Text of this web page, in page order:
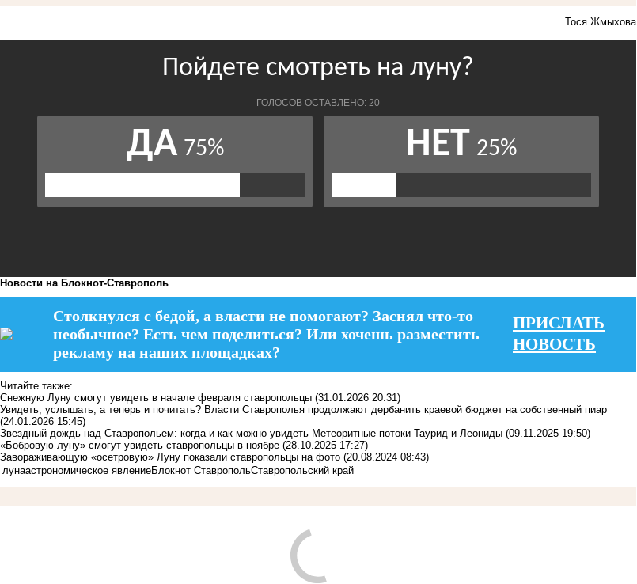
Тося Жмыхова
Новости на Блoкнoт-Ставрополь
Столкнулся с бедой, а власти не помогают? Заснял что-то
необычное? Есть чем поделиться? Или хочешь разместить
рекламу на наших площадках?
ПРИСЛАТЬ
НОВОСТЬ
Читайте также:
Снежную Луну смогут увидеть в начале февраля ставропольцы (31.01.2026 20:31)
Увидеть, услышать, а теперь и почитать? Власти Ставрополья продолжают дербанить краевой бюджет на собственный пиар
(24.01.2026 15:45)
Звездный дождь над Ставропольем: когда и как можно увидеть Метеоритные потоки Таурид и Леониды (09.11.2025 19:50)
«Бобровую луну» смогут увидеть ставропольцы в ноябре (28.10.2025 17:27)
Завораживающую «осетровую» Луну показали ставропольцы на фото (20.08.2024 08:43)
лунаастрономическое явлениеБлокнот СтавропольСтавропольский край